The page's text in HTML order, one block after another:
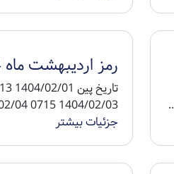
رمز اردیبهشت ماه 1404
1404/02/03 0715 1404/02/04 0708 1404/02/05 ...
جزئیات بیشتر